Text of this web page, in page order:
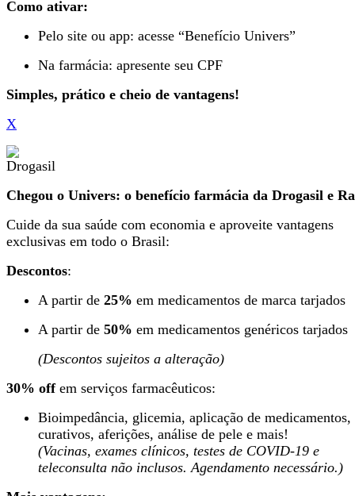
Como ativar:
Pelo site ou app: acesse “Benefício Univers”
Na farmácia: apresente seu CPF
Simples, prático e cheio de vantagens!
X
Chegou o Univers: o benefício farmácia da Drogasil e
Cuide da sua saúde com economia e aproveite vantagens
exclusivas em todo o Brasil:
Descontos:
A partir de 25% em medicamentos de marca tarjados
A partir de 50% em medicamentos genéricos tarjados
(Descontos sujeitos a alteração)
30% offem serviços farmacêuticos:
Bioimpedância, glicemia, aplicação de medicamentos,
curativos, aferições, análise de pele e mais!
(Vacinas, exames clínicos, testes de COVID-19 e
teleconsulta não inclusos. Agendamento necessário.)